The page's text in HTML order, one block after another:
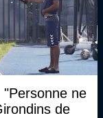
ne
de